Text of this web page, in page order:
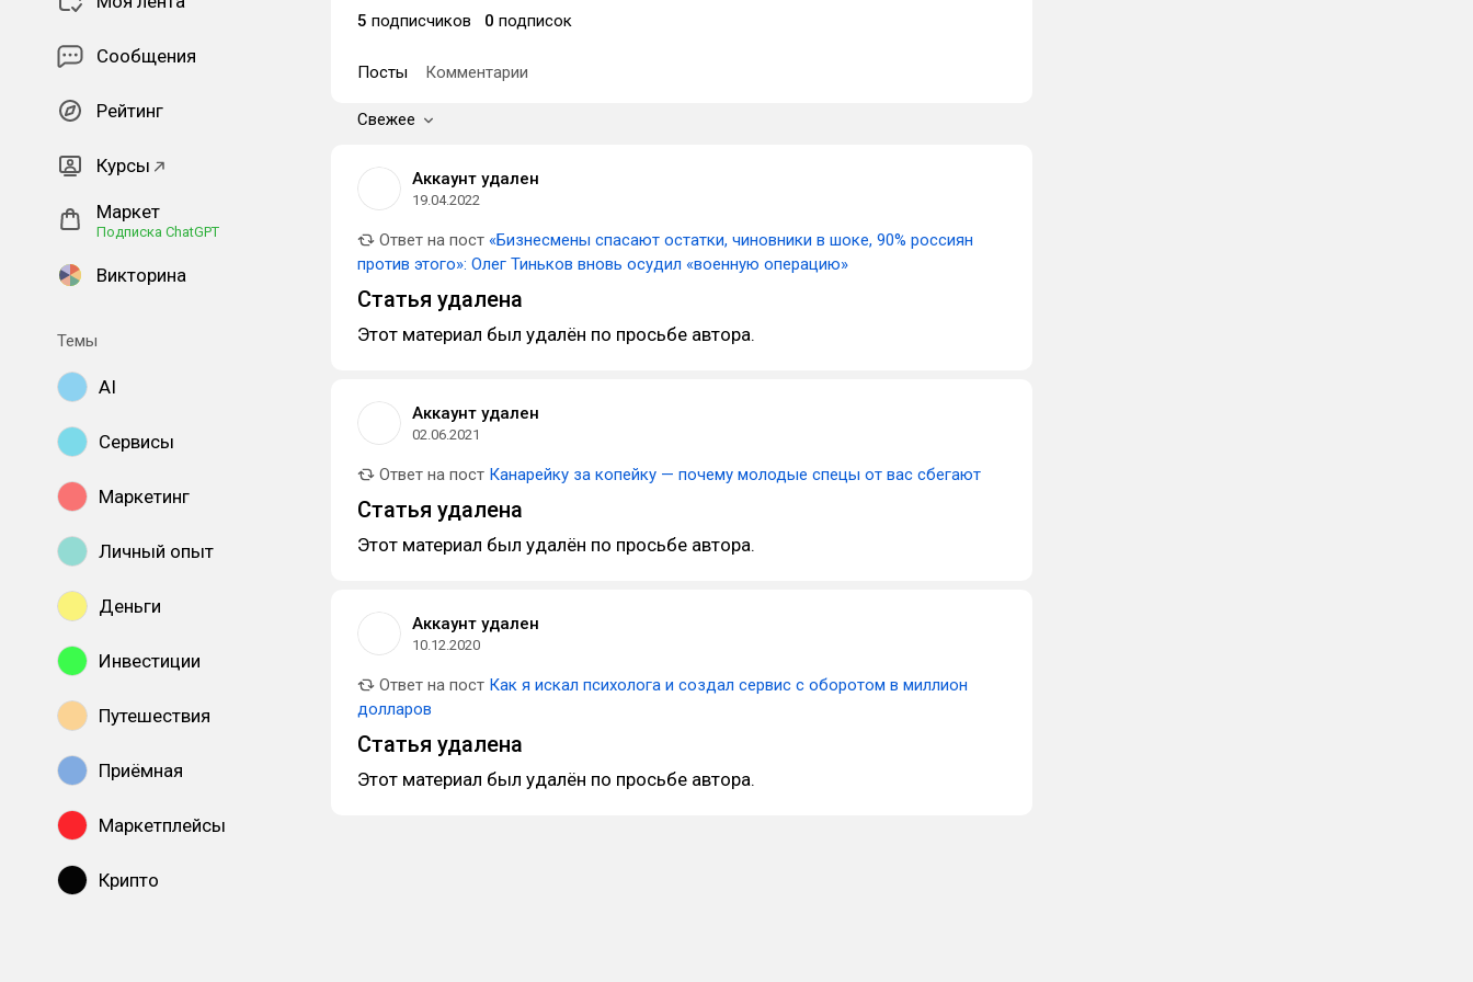
Сообщения
Рейтинг
Курсы
Маркет
Подписка ChatGPT
Викторина
Темы
AI
Сервисы
Маркетинг
Личный опыт
Деньги
Инвестиции
Путешествия
Приёмная
Маркетплейсы
Крипто
5 подписчиков 0 подписок
Посты Комментарии
Свежее
Аккаунт удален
19.04.2022
Ответ на пост «Бизнесмены спасают остатки, чиновники в шоке, 90% россиян
против этого»: Олег Тиньков вновь осудил «военную операцию»
Статья удалена
Этот материал был удалён по просьбе автора.
Аккаунт удален
02.06.2021
Ответ на пост Канарейку за копейку — почему молодые спецы от вас сбегают
Статья удалена
Этот материал был удалён по просьбе автора.
Аккаунт удален
10.12.2020
Ответ на пост Как я искал психолога и создал сервис с оборотом в миллион
долларов
Статья удалена
Этот материал был удалён по просьбе автора.